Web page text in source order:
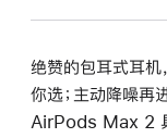
绝赞的包耳式耳机
你选；主动降噪再
AirPods Max 2 具